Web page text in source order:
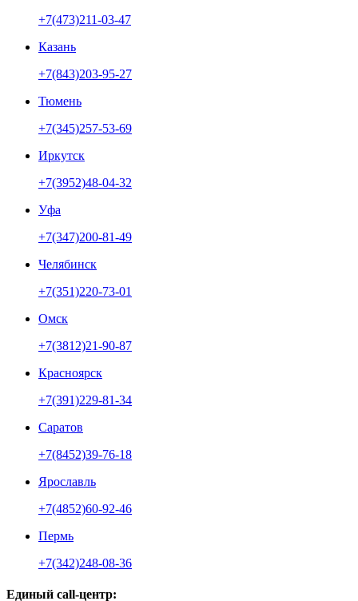
+7(473)211-03-47
Казань
+7(843)203-95-27
Тюмень
+7(345)257-53-69
Иркутск
+7(3952)48-04-32
Уфа
+7(347)200-81-49
Челябинск
+7(351)220-73-01
Омск
+7(3812)21-90-87
Красноярск
+7(391)229-81-34
Саратов
+7(8452)39-76-18
Ярославль
+7(4852)60-92-46
Пермь
+7(342)248-08-36
Единый call-центр: